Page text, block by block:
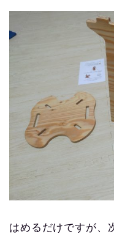
はめるだけですが、